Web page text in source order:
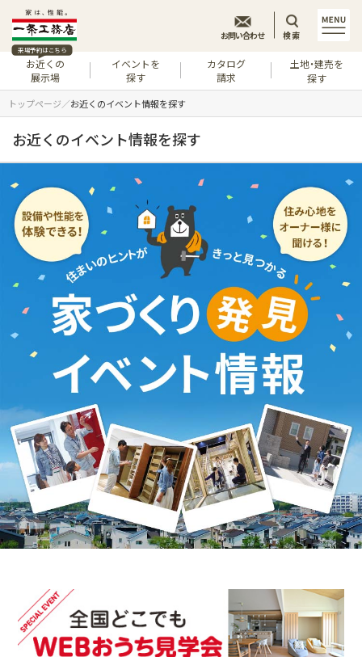
来場予約はこちら
お近くの
展示場
イベントを
探す
カタログ
請求
土地・建売を
探す
お問い合わせ 検索
トップページ お近くのイベント情報を探す
お近くのイベント情報を探す